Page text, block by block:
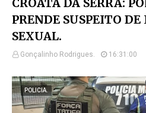
CROATÁ DA SERRA:
PRENDE SUSPEITO
SEXUAL.
Gonçalinho Rodrigues. 16:31:00
POLICIA.